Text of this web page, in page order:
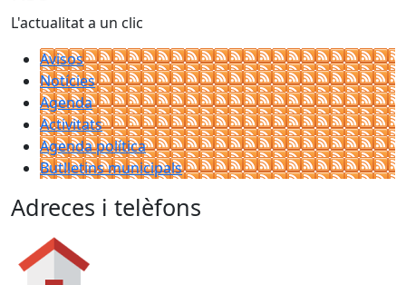
L'actualitat a un clic
Avisos
Notícies
Agenda
Activitats
Agenda política
Butlletins municipals
Adreces i telèfons